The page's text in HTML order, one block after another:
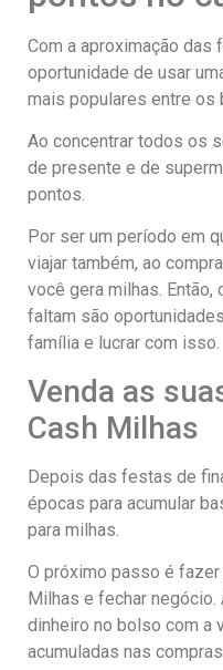
Com a aproximação das
oportunidade de usar
mais populares entre os
Ao concentrar todos os
de presente e de
pontos.
Por ser um período em
viajar também, ao
você gera milhas. Então,
faltam são
família e lucrar com isso.
Venda as
Cash Milhas
Depois das festas de
épocas para acumular
para milhas.
O próximo passo é
Milhas e fechar
dinheiro no bolso com a
acumuladas nas